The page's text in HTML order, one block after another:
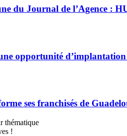
du Journal de l’Agence :
opportunité d’implantation
ses franchisés de
thématique
!